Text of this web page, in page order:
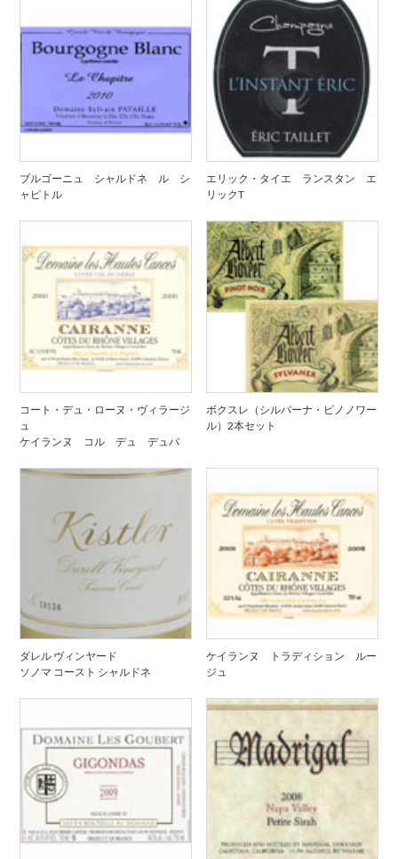
ブルゴーニュ シャルドネ ル シ
ャピトル
エリック・タイエ ランスタン エ
リックT
コート・デュ・ローヌ・ヴィラージ
ュ
ケイランヌ コル デュ デュバ
ボクスレ（シルバーナ・ピノノワー
ル）2本セット
ダレル ヴィンヤード
ソノマ コースト シャルドネ
ケイランヌ トラディション ルー
ジュ